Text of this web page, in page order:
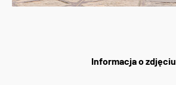
Informacja o zdjęciu